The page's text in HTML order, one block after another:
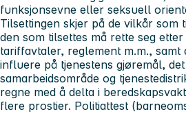
funksjonsevne eller seksuell
Tilsettingen skjer på de vilkår som
den som tilsettes må rette seg
tariffavtaler, reglement m.m., samt
influere på tjenestens gjøremål,
samarbeidsområde og
regne med å delta i
flere prostier. Politiattest